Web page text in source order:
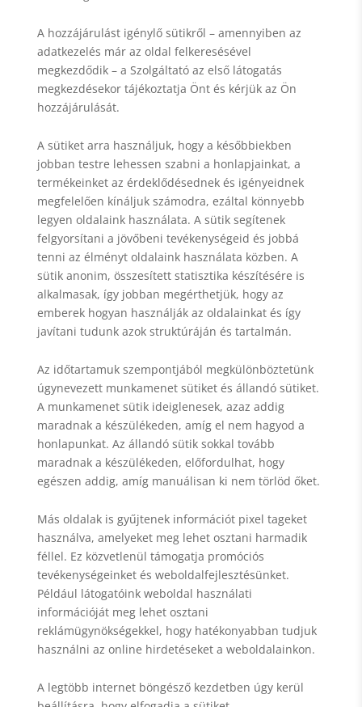
A hozzájárulást igénylő sütikről – amennyiben az
adatkezelés már az oldal felkeresésével
megkezdődik – a Szolgáltató az első látogatás
megkezdésekor tájékoztatja Önt és kérjük az Ön
hozzájárulását.
A sütiket arra használjuk, hogy a későbbiekben
jobban testre lehessen szabni a honlapjainkat, a
termékeinket az érdeklődésednek és igényeidnek
megfelelően kínáljuk számodra, ezáltal könnyebb
legyen oldalaink használata. A sütik segítenek
felgyorsítani a jövőbeni tevékenységeid és jobbá
tenni az élményt oldalaink használata közben. A
sütik anonim, összesített statisztika készítésére is
alkalmasak, így jobban megérthetjük, hogy az
emberek hogyan használják az oldalainkat és így
javítani tudunk azok struktúráján és tartalmán.
Az időtartamuk szempontjából megkülönböztetünk
úgynevezett munkamenet sütiket és állandó sütiket.
A munkamenet sütik ideiglenesek, azaz addig
maradnak a készülékeden, amíg el nem hagyod a
honlapunkat. Az állandó sütik sokkal tovább
maradnak a készülékeden, előfordulhat, hogy
egészen addig, amíg manuálisan ki nem törlöd őket.
Más oldalak is gyűjtenek információt pixel tageket
használva, amelyeket meg lehet osztani harmadik
féllel. Ez közvetlenül támogatja promóciós
tevékenységeinket és weboldalfejlesztésünket.
Például látogatóink weboldal használati
információját meg lehet osztani
reklámügynökségekkel, hogy hatékonyabban tudjuk
használni az online hirdetéseket a weboldalainkon.
A legtöbb internet böngésző kezdetben úgy kerül